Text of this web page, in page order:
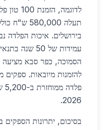
לדוגמה,
בירושלים. איכות הפלדה
עמידות של
הסמוכה, כפר סבא מציעה
להזמנות מיובאות. ספקים
2026.
בסיכום, יתרונות